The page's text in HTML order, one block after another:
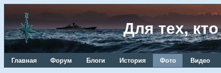
Для тех,
Главная Форум Блоги История Фото Видео